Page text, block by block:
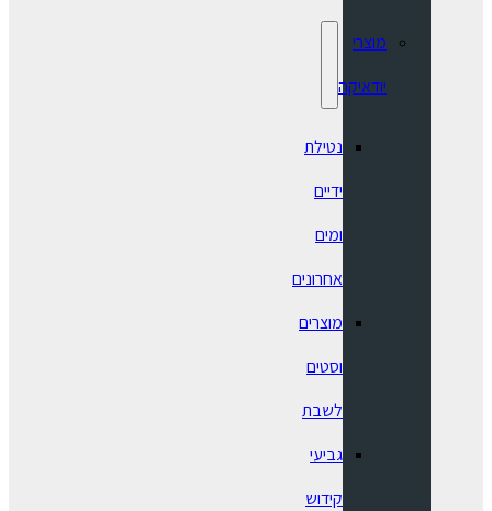
מוצרי
יודאיקה
נטילת
ידיים
ומים
אחרונים
מוצרים
וסטים
לשבת
גביעי
קידוש